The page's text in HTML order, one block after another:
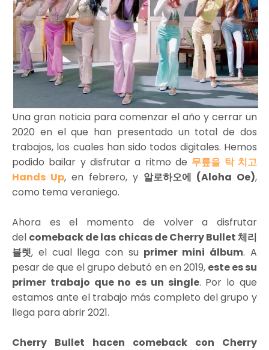
Una gran noticia para comenzar el año y cerrar un
2020 en el que han presentado un total de dos
trabajos, los cuales han sido todos digitales. Hemos
podido bailar y disfrutar a ritmo de 무릎을 탁 치고
Hands Up, en febrero, y 알로하오에 (Aloha Oe),
como tema veraniego.
Ahora es el momento de volver a disfrutar
del comeback de las chicas de Cherry Bullet 체리
블렛, el cual llega con suprimer mini álbum. A
pesar de que el grupo debutó en en 2019, este es su
primer trabajo que no es un single. Por lo que
estamos ante el trabajo más completo del grupo y
llega para abrir 2021.
Cherry Bullet hacen comeback con Cherry